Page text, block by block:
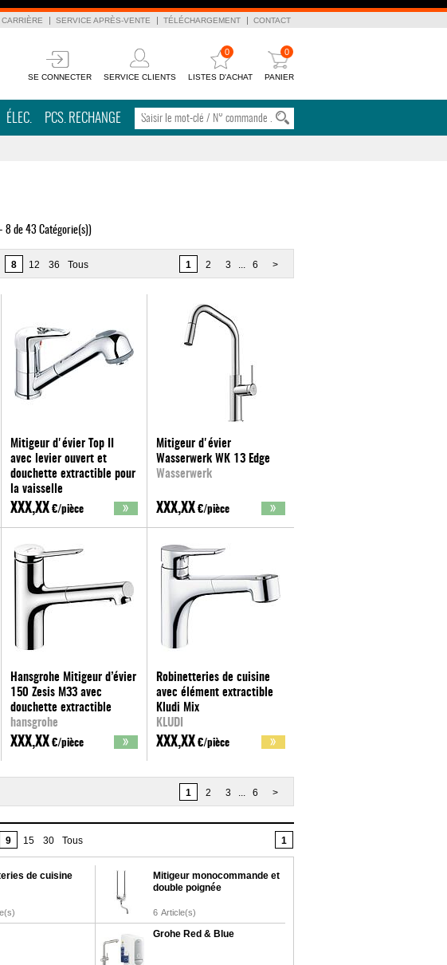
CARRIÈRE SERVICE APRÈS-VENTE TÉLÉCHARGEMENT CONTACT
SE CONNECTER SERVICE CLIENTS
0
LISTES D'ACHAT
0
PANIER
ÉLEC. PCS. RECHANGE
8 de 43 Catégorie(s))
8 12 36 Tous 1 2 3 ... 6 >
Mitigeur d'évier Top II
avec levier ouvert et
douchette extractible pour
la vaisselle
evenes
XXX,XX €/pièce
Mitigeur d'évier
Wasserwerk WK 13 Edge
Wasserwerk
XXX,XX €/pièce
Hansgrohe Mitigeur d’évier
150 Zesis M33 avec
douchette extractible
hansgrohe
XXX,XX €/pièce
Robinetteries de cuisine
avec élément extractible
Kludi Mix
KLUDI
XXX,XX €/pièce
1 2 3 ... 6 >
9 15 30 Tous 1
de cuisine
Mitigeur monocommande et
double poignée
6 Article(s)
Grohe Red & Blue